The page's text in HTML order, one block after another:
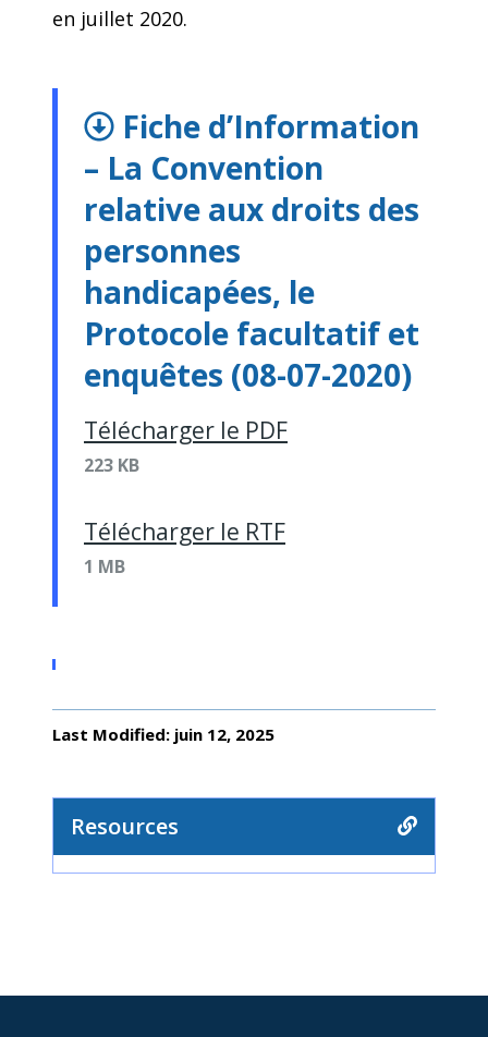
en juillet 2020.
Fiche d’Information
– La Convention
relative aux droits des
personnes
handicapées, le
Protocole facultatif et
enquêtes (08-07-2020)
Télécharger le PDF
223 KB
Télécharger le RTF
1 MB
Last Modified: juin 12, 2025
Resources